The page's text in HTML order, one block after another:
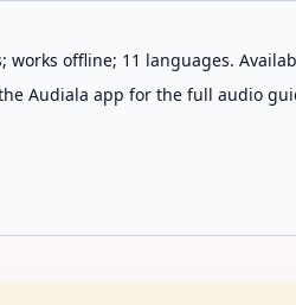
offline; 11 languages.
Audiala app for the full audio